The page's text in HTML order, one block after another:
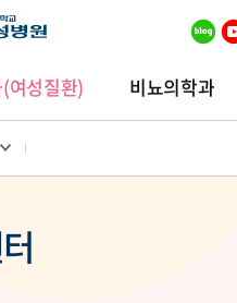
여성질환) 비뇨의학과